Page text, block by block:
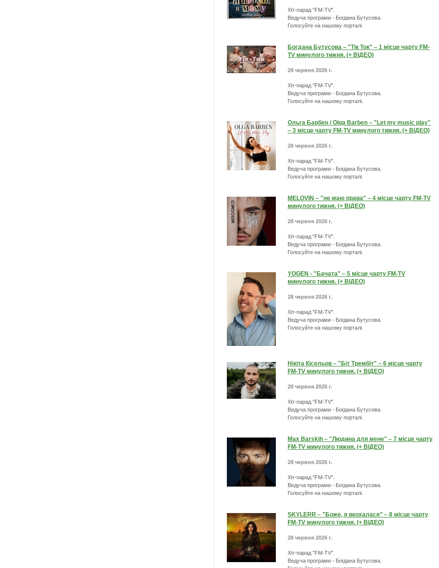
Хіт-парад "FM-TV".
Ведуча програми - Богдана Бутусова.
Голосуйте на нашому порталі.
Богдана Бутусова – "Тік Ток" – 1 місце чарту FM-
TV минулого тижня. (+ ВІДЕО)
28 червня 2026 г.
Хіт-парад "FM-TV".
Ведуча програми - Богдана Бутусова.
Голосуйте на нашому порталі.
Ольга Барбен / Olga Barben – "Let my music play"
– 3 місце чарту FM-TV минулого тижня. (+ ВІДЕО)
28 червня 2026 г.
Хіт-парад "FM-TV".
Ведуча програми - Богдана Бутусова.
Голосуйте на нашому порталі.
MELOVIN – "не маю права" – 4 місце чарту FM-TV
минулого тижня. (+ ВІДЕО)
28 червня 2026 г.
Хіт-парад "FM-TV".
Ведуча програми - Богдана Бутусова.
Голосуйте на нашому порталі.
YOGEN - "Бачата" – 5 місце чарту FM-TV
минулого тижня. (+ ВІДЕО)
28 червня 2026 г.
Хіт-парад "FM-TV".
Ведуча програми - Богдана Бутусова.
Голосуйте на нашому порталі.
Нікіта Кісельов – "Біт Трембіт" – 6 місце чарту
FM-TV минулого тижня. (+ ВІДЕО)
28 червня 2026 г.
Хіт-парад "FM-TV".
Ведуча програми - Богдана Бутусова.
Голосуйте на нашому порталі.
Max Barskih – "Людина для мене" – 7 місце чарту
FM-TV минулого тижня. (+ ВІДЕО)
28 червня 2026 г.
Хіт-парад "FM-TV".
Ведуча програми - Богдана Бутусова.
Голосуйте на нашому порталі.
SKYLERR – "Боже, я вкохалася" – 8 місце чарту
FM-TV минулого тижня. (+ ВІДЕО)
28 червня 2026 г.
Хіт-парад "FM-TV".
Ведуча програми - Богдана Бутусова.